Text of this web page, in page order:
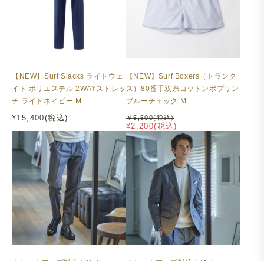
【NEW】Surf Slacks ライトウェ
イト ポリエステル 2WAYストレッ
チ ライトネイビー M
¥15,400(税込)
【NEW】Surf Boxers（トランク
ス）80番手双糸コットンポプリン
ブルーチェック M
¥2,200(税込)
￥5,500(税込)